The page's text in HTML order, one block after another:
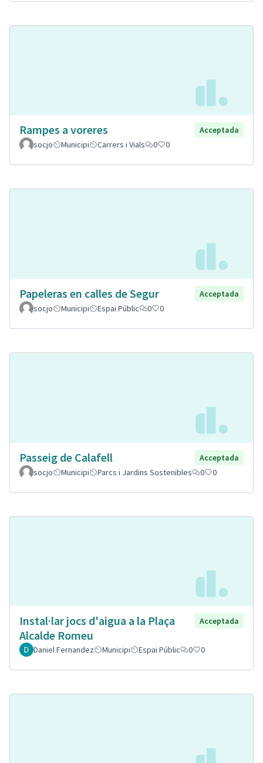
Rampes a voreres
Acceptada
socjo
Municipi Carrers i Vials 0 0
Papeleras en calles de Segur
Acceptada
socjo
Municipi Espai Públic 0 0
Passeig de Calafell
Acceptada
socjo
Municipi Parcs i Jardins Sostenibles 0 0
Instal·lar jocs d'aigua a la Plaça
Alcalde Romeu
Acceptada
Daniel Fernandez Municipi Espai Públic 0 0